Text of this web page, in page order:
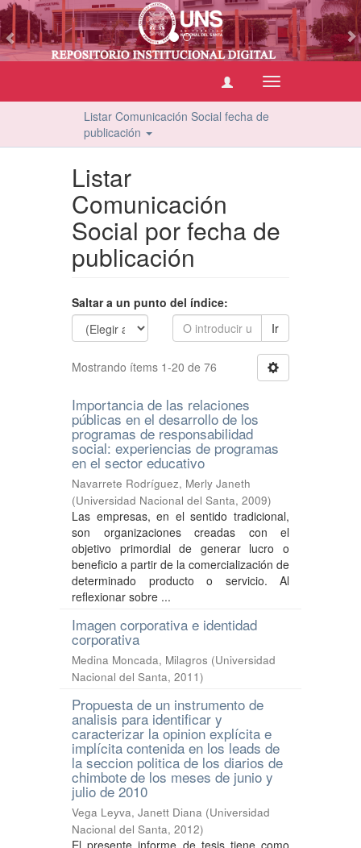
Cambiar
navegación
Listar Comunicación Social fecha de
publicación
Listar
Comunicación
Social por fecha de
publicación
Saltar a un punto del índice:
Ir
Mostrando ítems 1-20 de 76
Importancia de las relaciones
públicas en el desarrollo de los
programas de responsabilidad
social: experiencias de programas
en el sector educativo
Navarrete Rodríguez, Merly Janeth
(Universidad Nacional del Santa, 2009)
Las empresas, en el sentido tradicional,
son organizaciones creadas con el
objetivo primordial de generar lucro o
beneficio a partir de la comercialización de
determinado producto o servicio. Al
reflexionar sobre ...
Imagen corporativa e identidad
corporativa
Medina Moncada, Milagros (Universidad
Nacional del Santa, 2011)
Propuesta de un instrumento de
analisis para identificar y
caracterizar la opinion explícita e
implícita contenida en los leads de
la seccion politica de los diarios de
chimbote de los meses de junio y
julio de 2010
Vega Leyva, Janett Diana (Universidad
Nacional del Santa, 2012)
El presente informe de tesis tiene como